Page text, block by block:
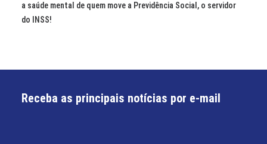
a saúde mental de quem move a Previdência Social, o servidor
do INSS!
Receba as principais notícias por e-mail